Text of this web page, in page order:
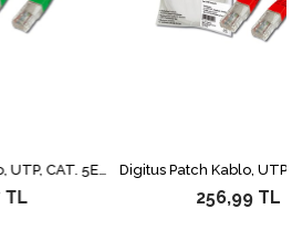
Digitus Patch Kablo, UTP, CAT. 5E, 0.5 metre, AWG 26/7, Yeşil Renk, 3P sertifikalı
256,99 TL